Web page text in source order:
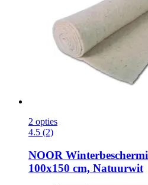
2 opties
4.5 (2)
NOOR
100x150 cm, Natuurwit